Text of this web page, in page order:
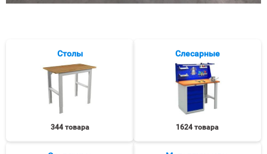
Столы
344 товара
Слесарные
1624 товара